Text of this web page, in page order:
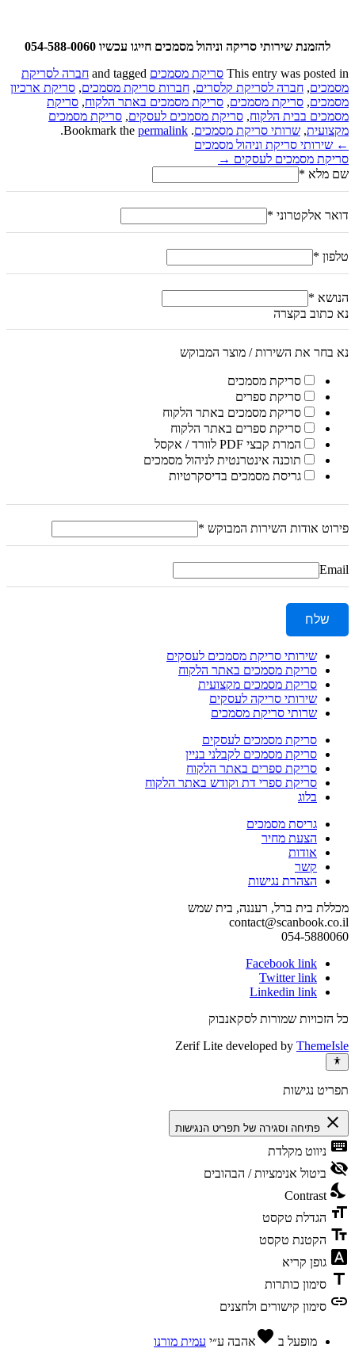
להזמנת שירותי סריקה וניהול מסמכים חייגו עכשיו 054-588-0060
This entry was posted in סריקת מסמכים
חברה לסריקת
מסמכים, חברה לסריקת קלסרים, חברות סריקת מסמכים, סריקת ארכיון
מסמכים, סריקת מסמכים, סריקת מסמכים באתר הלקוח, סריקת
מסמכים בבית הלקוח, סריקת מסמכים לעסקים, סריקת מסמכים
מקצועית, שרותי סריקת מסמכים. Bookmark the
permalink
.
ניווט
← שירותי סריקת וניהול מסמכים
סריקת מסמכים לעסקים →
שם מלא *
דואר אלקטרוני *
טלפון *
הנושא *
נא כתוב בקצרה
נא בחר את השירות / מוצר המבוקש
סריקת מסמכים
סריקת ספרים
סריקת מסמכים באתר הלקוח
סריקת ספרים באתר הלקוח
המרת קבצי PDF לוורד / אקסל
תוכנה אינטרנטית לניהול מסמכים
גריסת מסמכים בדיסקרטיות
פירוט אודות השירות המבוקש *
Email
שלח
שירותי סריקת מסמכים לעסקים
סריקת מסמכים באתר הלקוח
סריקת מסמכים מקצועית
שירותי סריקה לעסקים
שרותי סריקת מסמכים
סריקת מסמכים לעסקים
סריקת מסמכים לקבלני בניין
סריקת ספרים באתר הלקוח
סריקת ספרי דת וקודש באתר הלקוח
בלוג
גריסת מסמכים
הצעת מחיר
אודות
קשר
הצהרת נגישות
מכללת בית ברל, רעננה, בית שמש
contact@scanbook.co.il
054-5880060
Facebook link
Twitter link
Linkedin link
כל הזכויות שמורות לסקאנבוק
Zerif Lite developed by ThemeIsle
תפריט נגישות
close פתיחה וסגירה של תפריט הנגישות
keyboard ניווט מקלדת
visibility_off ביטול אנימציות / הבהובים
nights_stay
Contrast
format_size הגדלת טקסט
text_fields הקטנת טקסט
font_download גופן קריא
title סימון כותרות
link סימון קישורים ולחצנים
מופעל ב favoriteאהבה ע״י עמית מורנו